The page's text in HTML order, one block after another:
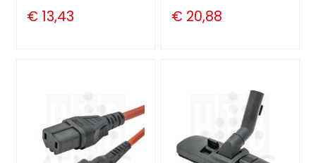
€ 13,43 € 20,88